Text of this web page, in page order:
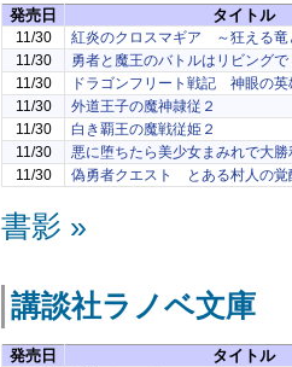
発売日 タイトル
11/30
紅炎のクロスマギア ～狂える竜
11/30
勇者と魔王のバトルはリビングで
11/30
ドラゴンフリート戦記 神眼の英
11/30
外道王子の魔神隷従２
11/30
白き覇王の魔戦従姫２
11/30
悪に堕ちたら美少女まみれで大勝
11/30
偽勇者クエスト とある村人の覚
書影 »
講談社ラノベ文庫
発売日 タイトル